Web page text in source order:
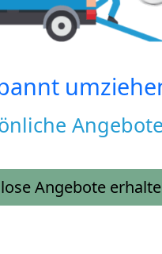
Angebote
Angebote